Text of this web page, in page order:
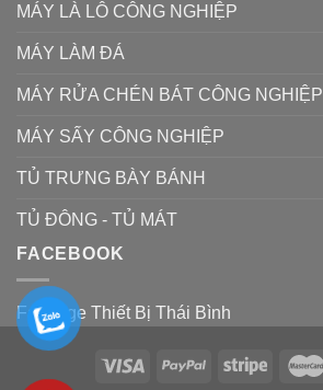
MÁY LÀ LÔ CÔNG NGHIỆP
MÁY LÀM ĐÁ
MÁY RỬA CHÉN BÁT CÔNG NGHIỆP
MÁY SẤY CÔNG NGHIỆP
TỦ TRƯNG BÀY BÁNH
TỦ ĐÔNG - TỦ MÁT
FACEBOOK
Fanpage Thiết Bị Thái Bình